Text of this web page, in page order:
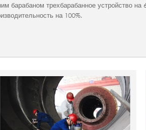
барабаном трехбарабанное устройство
на 100%.